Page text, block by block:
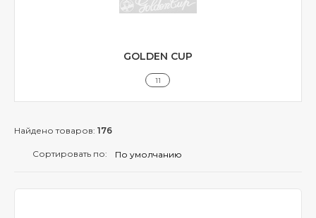
GOLDEN CUP
11
Найдено товаров: 176
Сортировать по: